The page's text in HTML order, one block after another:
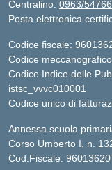
Centralino: 0963/
Posta elettronica
Codice fiscale:
Codice
Codice Indice delle
istsc_vvvc010001
Codice unico di
Annessa scuola
Corso Umberto I, n.
Cod.Fiscale: